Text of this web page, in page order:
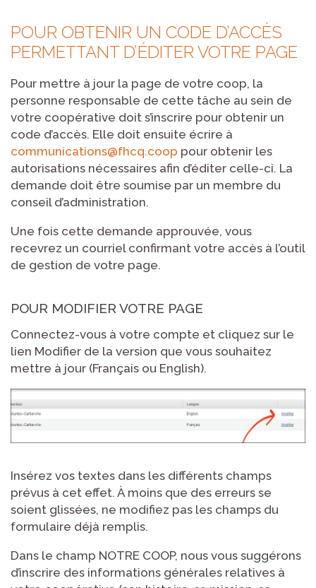
POUR OBTENIR UN CODE D’ACCÈS
PERMETTANT D’ÉDITER VOTRE PAGE
Pour mettre à jour la page de votre coop, la
personne responsable de cette tâche au sein de
votre coopérative doit s’inscrire pour obtenir un
code d’accès. Elle doit ensuite écrire à
communications@fhcq.coop pour obtenir les
autorisations nécessaires afin d’éditer celle-ci. La
demande doit être soumise par un membre du
conseil d’administration.
Une fois cette demande approuvée, vous
recevrez un courriel confirmant votre accès à l’outil
de gestion de votre page.
POUR MODIFIER VOTRE PAGE
Connectez-vous à votre compte et cliquez sur le
lien Modifier de la version que vous souhaitez
mettre à jour (Français ou English).
Insérez vos textes dans les différents champs
prévus à cet effet. À moins que des erreurs se
soient glissées, ne modifiez pas les champs du
formulaire déjà remplis.
Dans le champ NOTRE COOP, nous vous suggérons
d’inscrire des informations générales relatives à